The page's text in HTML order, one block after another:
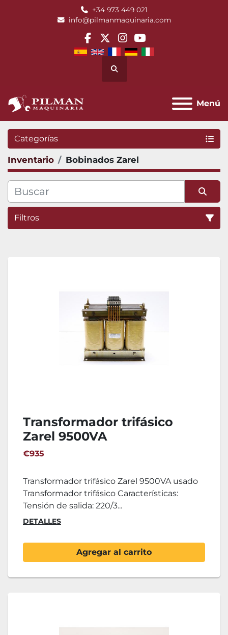
+34 973 449 021
info@pilmanmaquinaria.com
facebook
twitterinstagram
youtube
Buscar
Menú
Categorías
Inventario Bobinados Zarel
Filtros
Transformador trifásico
Zarel 9500VA
€935
Transformador trifásico Zarel 9500VA usado
Transformador trifásico Características:
Tensión de salida: 220/3...
DETALLES
Agregar al carrito